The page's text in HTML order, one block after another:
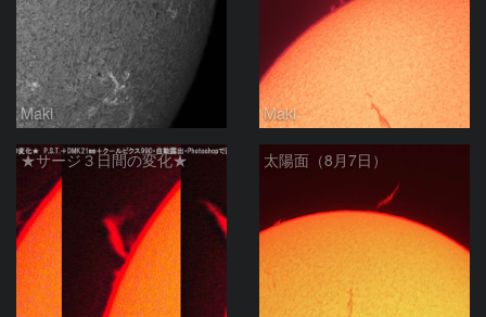
Maki Maki
★サージ３日間の変化★ 太陽面（8月7日）